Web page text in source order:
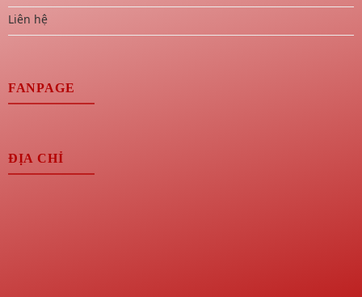
Liên hệ
FANPAGE
ĐỊA CHỈ